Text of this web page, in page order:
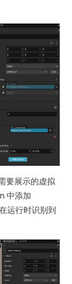
要展示的虚拟
中添加
运行时识别到